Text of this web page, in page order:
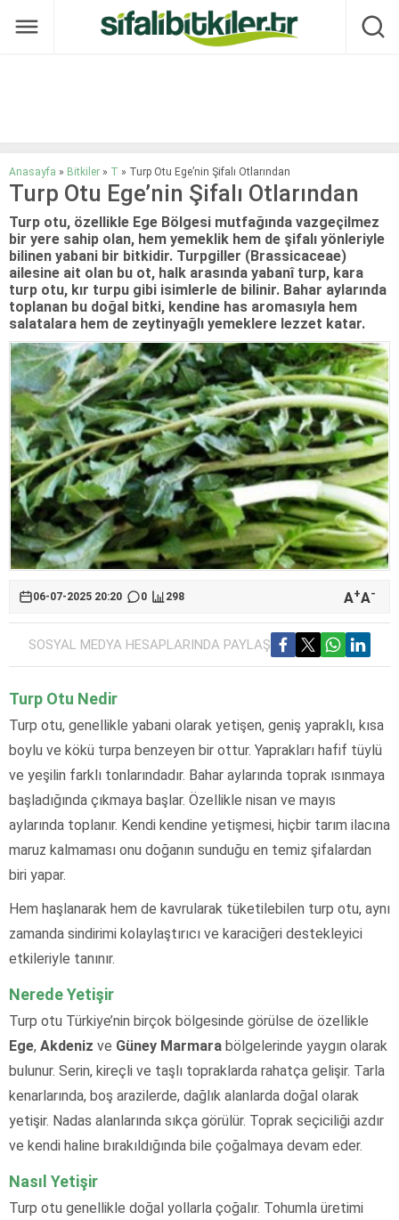
Anasayfa » Bitkiler » T » Turp Otu Ege’nin Şifalı Otlarından
Turp Otu Ege’nin Şifalı Otlarından
Turp otu, özellikle Ege Bölgesi mutfağında vazgeçilmez
bir yere sahip olan, hem yemeklik hem de şifalı yönleriyle
bilinen yabani bir bitkidir. Turpgiller (Brassicaceae)
ailesine ait olan bu ot, halk arasında yabanî turp, kara
turp otu, kır turpu gibi isimlerle de bilinir. Bahar aylarında
toplanan bu doğal bitki, kendine has aromasıyla hem
salatalara hem de zeytinyağlı yemeklere lezzet katar.
06-07-2025 20:20 0 298 A+A-
SOSYAL MEDYA HESAPLARINDA PAYLAŞ
Turp Otu Nedir
Turp otu, genellikle yabani olarak yetişen, geniş yapraklı, kısa
boylu ve kökü turpa benzeyen bir ottur. Yaprakları hafif tüylü
ve yeşilin farklı tonlarındadır. Bahar aylarında toprak ısınmaya
başladığında çıkmaya başlar. Özellikle nisan ve mayıs
aylarında toplanır. Kendi kendine yetişmesi, hiçbir tarım ilacına
maruz kalmaması onu doğanın sunduğu en temiz şifalardan
biri yapar.
Hem haşlanarak hem de kavrularak tüketilebilen turp otu, aynı
zamanda sindirimi kolaylaştırıcı ve karaciğeri destekleyici
etkileriyle tanınır.
Nerede Yetişir
Turp otu Türkiye’nin birçok bölgesinde görülse de özellikle
Ege, Akdeniz ve Güney Marmara bölgelerinde yaygın olarak
bulunur. Serin, kireçli ve taşlı topraklarda rahatça gelişir. Tarla
kenarlarında, boş arazilerde, dağlık alanlarda doğal olarak
yetişir. Nadas alanlarında sıkça görülür. Toprak seçiciliği azdır
ve kendi haline bırakıldığında bile çoğalmaya devam eder.
Nasıl Yetişir
Turp otu genellikle doğal yollarla çoğalır. Tohumla üretimi